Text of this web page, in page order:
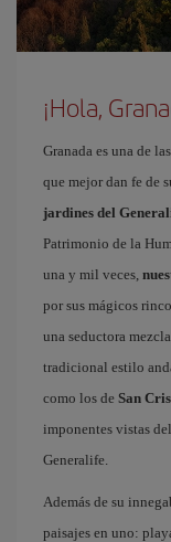
¡Hola,
Granada es una de
que mejor dan fe de
jardines del
Patrimonio de la
una y mil veces,
por sus mágicos
una seductora
tradicional estilo
como los de San
imponentes vistas
Generalife.
Además de su
paisajes en uno: